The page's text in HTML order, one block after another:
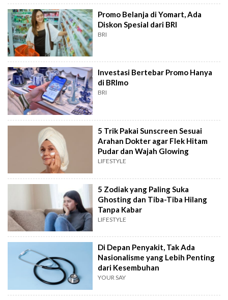
Promo Belanja di Yomart, Ada
Diskon Spesial dari BRI
BRI
Investasi Bertebar Promo Hanya
di BRImo
BRI
5 Trik Pakai Sunscreen Sesuai
Arahan Dokter agar Flek Hitam
Pudar dan Wajah Glowing
LIFESTYLE
5 Zodiak yang Paling Suka
Ghosting dan Tiba-Tiba Hilang
Tanpa Kabar
LIFESTYLE
Di Depan Penyakit, Tak Ada
Nasionalisme yang Lebih Penting
dari Kesembuhan
YOUR SAY